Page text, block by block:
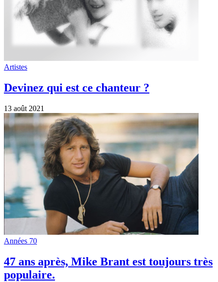
47 ans après, Mike Brant est toujours très
populaire.
25 avril 2021
Mentions légales•Politique de confidentialité
© 2026 Suis-Nous. Tous droits réservés.